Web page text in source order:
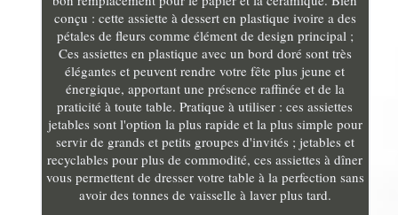
conçu : cette assiette à dessert en plastique ivoire a des
pétales de fleurs comme élément de design principal ;
Ces assiettes en plastique avec un bord doré sont très
élégantes et peuvent rendre votre fête plus jeune et
énergique, apportant une présence raffinée et de la
praticité à toute table. Pratique à utiliser : ces assiettes
jetables sont l'option la plus rapide et la plus simple pour
servir de grands et petits groupes d'invités ; jetables et
recyclables pour plus de commodité, ces assiettes à dîner
vous permettent de dresser votre table à la perfection sans
avoir des tonnes de vaisselle à laver plus tard.